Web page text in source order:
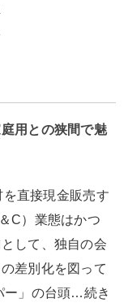
用との狭間で魅
直接現金販売す
C）業態はかつ
して、独自の会
差別化を図って
」の台頭…続き